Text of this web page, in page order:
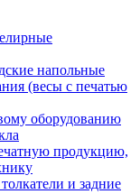
напольные
(весы с печатью
оборудованию
продукцию,
и задние